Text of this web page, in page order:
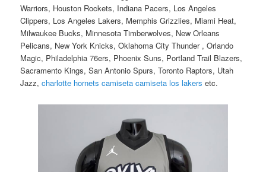
Warriors, Houston Rockets, Indiana Pacers, Los Angeles
Clippers, Los Angeles Lakers, Memphis Grizzlies, Miami Heat,
Milwaukee Bucks, Minnesota Timberwolves, New Orleans
Pelicans, New York Knicks, Oklahoma City Thunder , Orlando
Magic, Philadelphia 76ers, Phoenix Suns, Portland Trail Blazers,
Sacramento Kings, San Antonio Spurs, Toronto Raptors, Utah
Jazz,charlotte hornets camiseta camiseta los lakers etc.